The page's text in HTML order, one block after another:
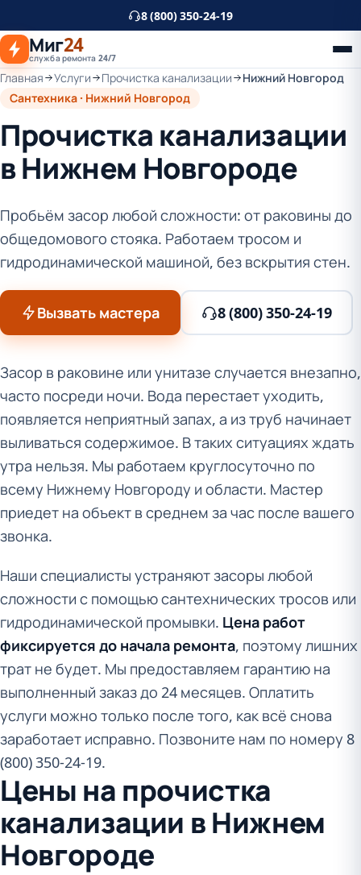
основному
контенту
8 (800) 350-24-19
Миг24
служба ремонта 24/7
Главная Услуги Прочистка канализации
Нижний Новгород
Сантехника · Нижний Новгород
Прочистка канализации
в Нижнем Новгороде
Пробьём засор любой сложности: от раковины до
общедомового стояка. Работаем тросом и
гидродинамической машиной, без вскрытия стен.
Вызвать мастера 8 (800) 350-24-19
Засор в раковине или унитазе случается внезапно,
часто посреди ночи. Вода перестает уходить,
появляется неприятный запах, а из труб начинает
выливаться содержимое. В таких ситуациях ждать
утра нельзя. Мы работаем круглосуточно по
всему Нижнему Новгороду и области. Мастер
приедет на объект в среднем за час после вашего
звонка.
Наши специалисты устраняют засоры любой
сложности с помощью сантехнических тросов или
гидродинамической промывки. Цена работ
фиксируется до начала ремонта, поэтому лишних
трат не будет. Мы предоставляем гарантию на
выполненный заказ до 24 месяцев. Оплатить
услуги можно только после того, как всё снова
заработает исправно. Позвоните нам по номеру 8
(800) 350-24-19.
Цены на прочистка
канализации в Нижнем
Новгороде